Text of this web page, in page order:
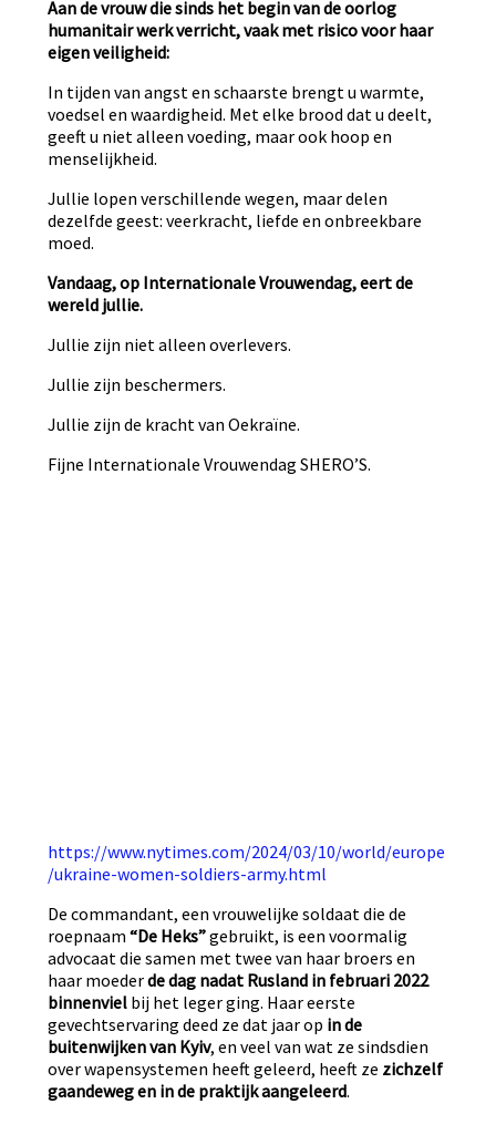
Aan de vrouw die sinds het begin van de oorlog
humanitair werk verricht, vaak met risico voor haar
eigen veiligheid:
In tijden van angst en schaarste brengt u warmte,
voedsel en waardigheid. Met elke brood dat u deelt,
geeft u niet alleen voeding, maar ook hoop en
menselijkheid.
Jullie lopen verschillende wegen, maar delen
dezelfde geest: veerkracht, liefde en onbreekbare
moed.
Vandaag, op Internationale Vrouwendag, eert de
wereld jullie.
Jullie zijn niet alleen overlevers.
Jullie zijn beschermers.
Jullie zijn de kracht van Oekraïne.
Fijne Internationale Vrouwendag SHERO’S.
https://www.nytimes.com/2024/03/10/world/europe
/ukraine-women-soldiers-army.html
De commandant, een vrouwelijke soldaat die de
roepnaam “De Heks”gebruikt, is een voormalig
advocaat die samen met twee van haar broers en
haar moederde dag nadat Rusland in februari 2022
binnenviel bij het leger ging. Haar eerste
gevechtservaring deed ze dat jaar op in de
buitenwijken van Kyiv, en veel van wat ze sindsdien
over wapensystemen heeft geleerd, heeft ze zichzelf
gaandeweg en in de praktijk aangeleerd.